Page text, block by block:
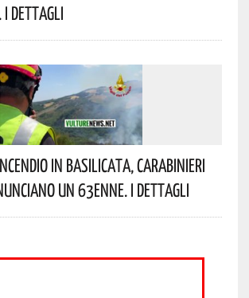
I Dettagli
In Basilicata, Carabinieri
Un 63enne. I Dettagli